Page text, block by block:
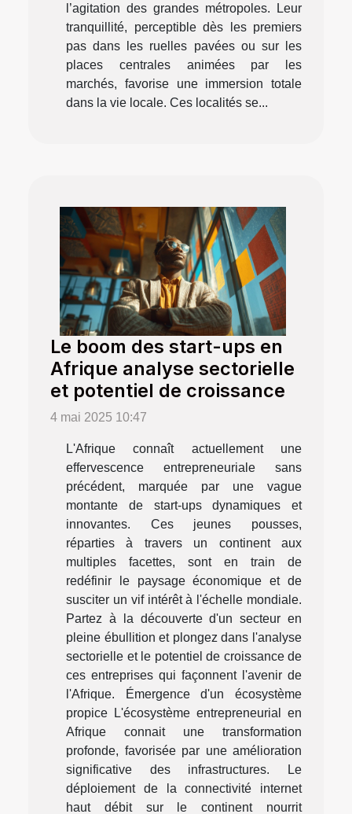
l’agitation des grandes métropoles. Leur
tranquillité, perceptible dès les premiers
pas dans les ruelles pavées ou sur les
places centrales animées par les
marchés, favorise une immersion totale
dans la vie locale. Ces localités se...
Le boom des start-ups en
Afrique analyse sectorielle
et potentiel de croissance
4 mai 2025 10:47
L'Afrique connaît actuellement une
effervescence entrepreneuriale sans
précédent, marquée par une vague
montante de start-ups dynamiques et
innovantes. Ces jeunes pousses,
réparties à travers un continent aux
multiples facettes, sont en train de
redéfinir le paysage économique et de
susciter un vif intérêt à l'échelle mondiale.
Partez à la découverte d'un secteur en
pleine ébullition et plongez dans l'analyse
sectorielle et le potentiel de croissance de
ces entreprises qui façonnent l'avenir de
l'Afrique. Émergence d'un écosystème
propice L'écosystème entrepreneurial en
Afrique connait une transformation
profonde, favorisée par une amélioration
significative des infrastructures. Le
déploiement de la connectivité internet
haut débit sur le continent nourrit